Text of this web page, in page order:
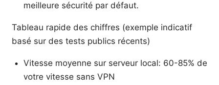
meilleure sécurité par défaut.
Tableau rapide des chiffres (exemple indicatif
basé sur des tests publics récents)
Vitesse moyenne sur serveur local: 60-85% de
votre vitesse sans VPN